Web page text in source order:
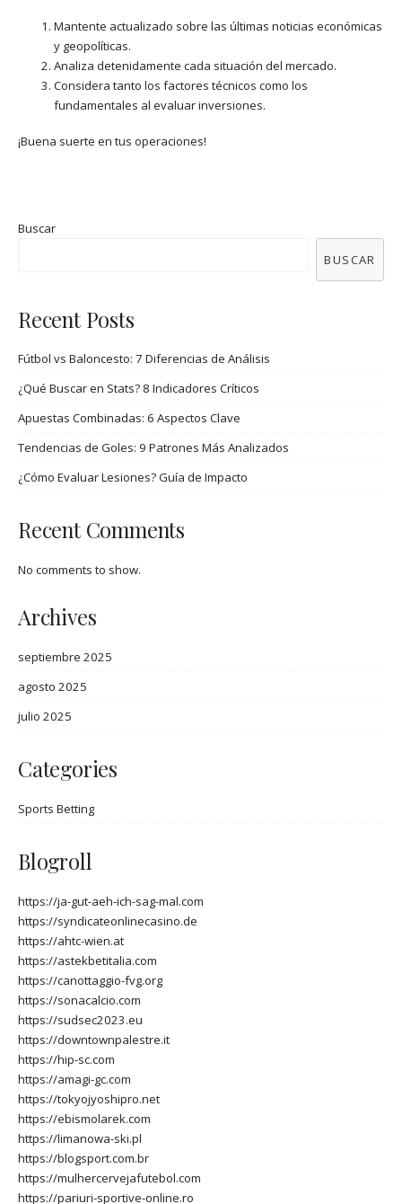
Mantente actualizado sobre las últimas noticias económicas
y geopolíticas.
Analiza detenidamente cada situación del mercado.
Considera tanto los factores técnicos como los
fundamentales al evaluar inversiones.
¡Buena suerte en tus operaciones!
Buscar
BUSCAR
Recent Posts
Fútbol vs Baloncesto: 7 Diferencias de Análisis
¿Qué Buscar en Stats? 8 Indicadores Críticos
Apuestas Combinadas: 6 Aspectos Clave
Tendencias de Goles: 9 Patrones Más Analizados
¿Cómo Evaluar Lesiones? Guía de Impacto
Recent Comments
No comments to show.
Archives
septiembre 2025
agosto 2025
julio 2025
Categories
Sports Betting
Blogroll
https://ja-gut-aeh-ich-sag-mal.com
https://syndicateonlinecasino.de
https://ahtc-wien.at
https://astekbetitalia.com
https://canottaggio-fvg.org
https://sonacalcio.com
https://sudsec2023.eu
https://downtownpalestre.it
https://hip-sc.com
https://amagi-gc.com
https://tokyojyoshipro.net
https://ebismolarek.com
https://limanowa-ski.pl
https://blogsport.com.br
https://mulhercervejafutebol.com
https://pariuri-sportive-online.ro